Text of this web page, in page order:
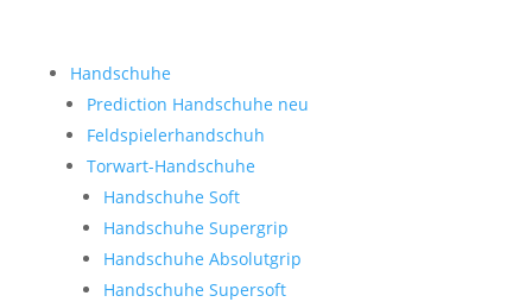
Handschuhe
Prediction Handschuhe neu
Feldspielerhandschuh
Torwart-Handschuhe
Handschuhe Soft
Handschuhe Supergrip
Handschuhe Absolutgrip
Handschuhe Supersoft